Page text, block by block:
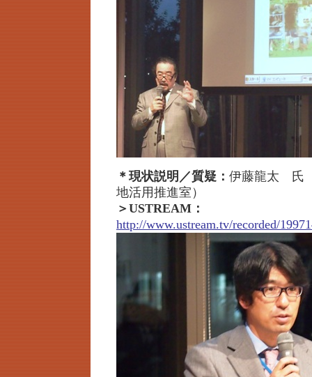
＊現状説明／質疑： 伊藤龍太 氏
地活用推進室）
＞USTREAM：
http://www.ustream.tv/recorded/